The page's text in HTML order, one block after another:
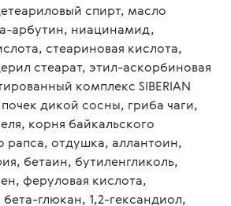
спирт, масло
арбутин, ниацинамид,
стеариновая кислота,
стеарат, этил-аскорбиновая
комплекс SIBERIAN
дикой сосны, гриба чаги,
корня байкальского
отдушка, аллантоин,
бетаин, бутиленгликоль,
феруловая кислота,
глюкан, 1,2-гександиол,